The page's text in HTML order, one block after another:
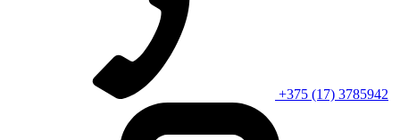
+375 (17) 3785942